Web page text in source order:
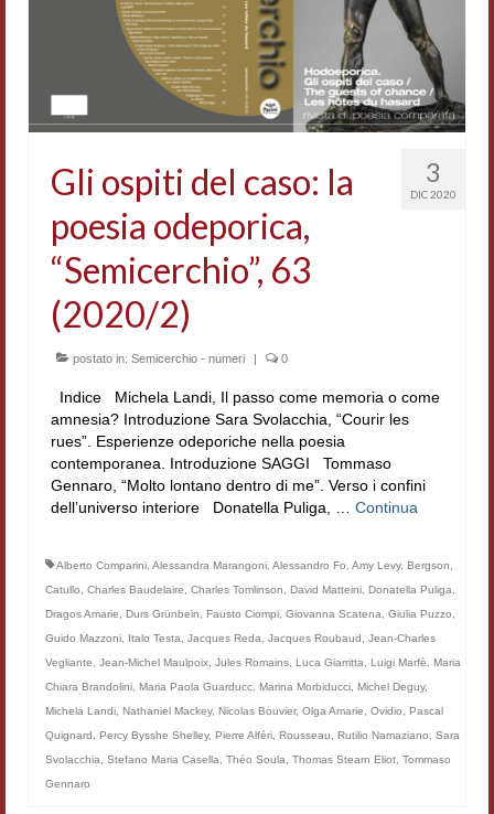
Accordi di cooperazione
Cultura coreana
Hagiographica Coreana
Cultura medioevale
Scrittori Latini dell’Europa Medievale
Corpus Rhythmorum Musicum
Comparatistica
Semicerchio
Filologia digitale
Lexicon
ALIM
Lo studium aretino del ‘200
DIGIMED
3
DIC 2020
Gli ospiti del caso: la
poesia odeporica,
“Semicerchio”, 63
(2020/2)
postato in: Semicerchio - numeri | 0
Indice Michela Landi, Il passo come memoria o come
amnesia? Introduzione Sara Svolacchia, “Courir les
rues”. Esperienze odeporiche nella poesia
contemporanea. Introduzione SAGGI Tommaso
Gennaro, “Molto lontano dentro di me”. Verso i confini
dell’universo interiore Donatella Puliga, … Continua
Alberto Comparini Alessandra Marangoni Alessandro Fo Amy Levy, Bergson
Catullo
Charles Baudelaire Charles Tomlinson David Matteini Donatella Puliga
Dragos Amarie
Durs Grünbein Fausto Ciompi Giovanna Scatena Giulia Puzzo
Guido Mazzoni
Italo Testa Jacques Reda Jacques Roubaud
Jean-Charles
Vegliante
Jean-Michel Maulpoix Jules Romains Luca Giarritta Luigi Marfè
Maria
Chiara Brandolini Maria Paola Guarducc Marina Morbiducci Michel Deguy,
Michela Landi Nathaniel Mackey, Nicolas Bouvier, Olga Amarie Ovidio
Pascal
Quignard
Percy Bysshe Shelley, Pierre Alféri Rousseau Rutilio Namaziano
Sara
Svolacchia
Stefano Maria Casella Théo Soula Thomas Stearn Eliot Tommaso
Gennaro